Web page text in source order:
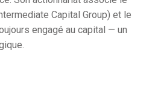
Capital Group) et le
engagé au capital — un